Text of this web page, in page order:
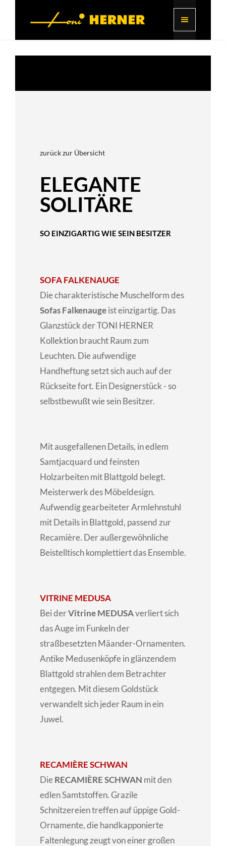
zurück zur Übersicht
ELEGANTE
SOLITÄRE
SO EINZIGARTIG WIE SEIN BESITZER
SOFA FALKENAUGE
Die charakteristische Muschelform des
Sofas Falkenaugeist einzigartig. Das
Glanzstück der TONI HERNER
Kollektion braucht Raum zum
Leuchten. Die aufwendige
Handheftung setzt sich auch auf der
Rückseite fort. Ein Designerstück - so
selbstbewußt wie sein Besitzer.
Mit ausgefallenen Details, in edlem
Samtjacquard und feinsten
Holzarbeiten mit Blattgold belegt.
Meisterwerk des Möbeldesign.
Aufwendig gearbeiteter Armlehnstuhl
mit Details in Blattgold, passend zur
Recamière. Der außergewöhnliche
Beistelltisch komplettiert das Ensemble.
VITRINE MEDUSA
Bei derVitrine MEDUSAverliert sich
das Auge im Funkeln der
straßbesetzten Mäander-Ornamenten.
Antike Medusenköpfe in glänzendem
Blattgold strahlen dem Betrachter
entgegen. Mit diesem Goldstück
verwandelt sich jeder Raum in ein
Juwel.
RECAMIÈRE SCHWAN
DieRECAMIÈRE SCHWAN mit den
edlen Samtstoffen. Grazile
Schnitzereien treffen auf üppige Gold-
Ornamente, die handkapponierte
Faltenlegung zeugt von einer großen